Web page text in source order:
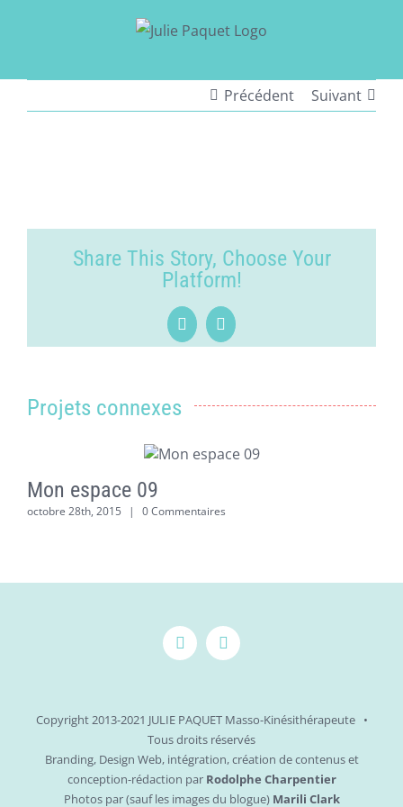
Précédent
Suivant
Image
Share This Story, Choose Your
Platform!
FacebookLinkedIn
Projets connexes
Mon espace 09
octobre 28th, 2015 | 0 Commentaires
Copyright 2013-2021 JULIE PAQUET Masso-Kinésithérapeute •
Tous droits réservés
Branding, Design Web, intégration, création de contenus et
conception-rédaction par Rodolphe Charpentier
Photos par (sauf les images du blogue) Marili Clark